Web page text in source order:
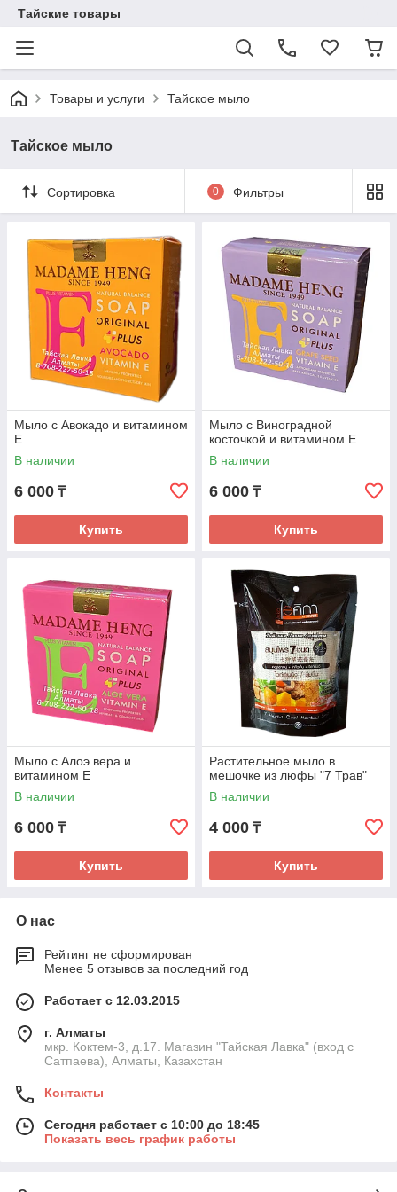
Тайские товары
Товары и услуги Тайское мыло
Тайское мыло
Сортировка 0 Фильтры
Мыло с Авокадо и витамином
Е
В наличии
6 000 ₸
Купить
Мыло с Виноградной
косточкой и витамином Е
В наличии
6 000 ₸
Купить
Мыло с Алоэ вера и
витамином Е
В наличии
6 000 ₸
Купить
Растительное мыло в
мешочке из люфы "7 Трав"
В наличии
4 000 ₸
Купить
О нас
Рейтинг не сформирован
Менее 5 отзывов за последний год
Работает с 12.03.2015
г. Алматы
мкр. Коктем-3, д.17. Магазин "Тайская Лавка" (вход с
Сатпаева), Алматы, Казахстан
Контакты
Сегодня работает с 10:00 до 18:45
Показать весь график работы